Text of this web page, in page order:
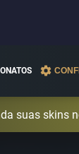
suas skins